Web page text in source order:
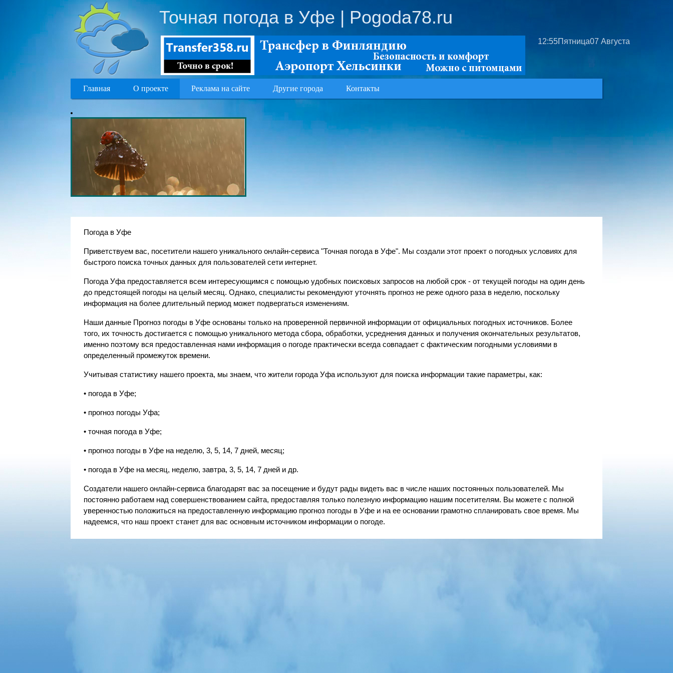
Точная погода в Уфе | Pogoda78.ru
12:55Пятница07 Августа
Главная О проекте Реклама на сайте Другие города Контакты
Погода в Уфе
Приветствуем вас, посетители нашего уникального онлайн-сервиса "Точная погода в Уфе". Мы создали этот проект о погодных условиях для
быстрого поиска точных данных для пользователей сети интернет.
Погода Уфа предоставляется всем интересующимся с помощью удобных поисковых запросов на любой срок - от текущей погоды на один день
до предстоящей погоды на целый месяц. Однако, специалисты рекомендуют уточнять прогноз не реже одного раза в неделю, поскольку
информация на более длительный период может подвергаться изменениям.
Наши данные Прогноз погоды в Уфе основаны только на проверенной первичной информации от официальных погодных источников. Более
того, их точность достигается с помощью уникального метода сбора, обработки, усреднения данных и получения окончательных результатов,
именно поэтому вся предоставленная нами информация о погоде практически всегда совпадает с фактическим погодными условиями в
определенный промежуток времени.
Учитывая статистику нашего проекта, мы знаем, что жители города Уфа используют для поиска информации такие параметры, как:
• погода в Уфе;
• прогноз погоды Уфа;
• точная погода в Уфе;
• прогноз погоды в Уфе на неделю, 3, 5, 14, 7 дней, месяц;
• погода в Уфе на месяц, неделю, завтра, 3, 5, 14, 7 дней и др.
Создатели нашего онлайн-сервиса благодарят вас за посещение и будут рады видеть вас в числе наших постоянных пользователей. Мы
постоянно работаем над совершенствованием сайта, предоставляя только полезную информацию нашим посетителям. Вы можете с полной
уверенностью положиться на предоставленную информацию прогноз погоды в Уфе и на ее основании грамотно спланировать свое время. Мы
надеемся, что наш проект станет для вас основным источником информации о погоде.